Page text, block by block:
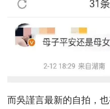
而吳謹言最新的自拍，